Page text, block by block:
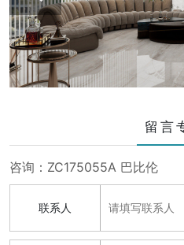
留言
咨询：ZC175055A 巴比伦
联系人